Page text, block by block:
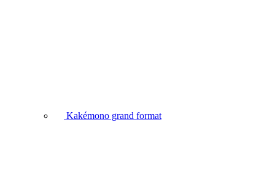
Kakémono grand format